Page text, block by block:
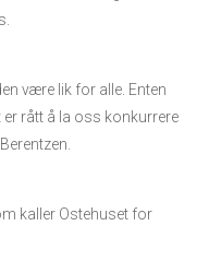
være lik for alle. Enten
er rått å la oss konkurrere
kaller Ostehuset for